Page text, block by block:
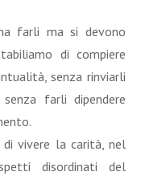
farli ma si devono
di compiere
senza rinviarli
farli dipendere
vivere la carità, nel
disordinati del